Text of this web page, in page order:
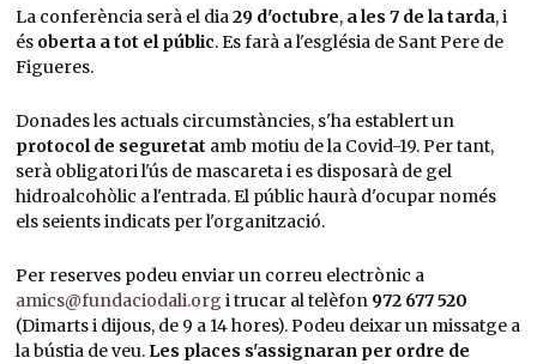
La conferència serà el dia29 d'octubre,a les 7 de la tarda, i
és oberta a tot el públic. Es farà a l'església de Sant Pere de
Figueres.
Donades les actuals circumstàncies, s'ha establert un
protocol de seguretat amb motiu de la Covid-19. Per tant,
serà obligatori l'ús de mascareta i es disposarà de gel
hidroalcohòlic a l'entrada. El públic haurà d'ocupar només
els seients indicats per l'organització.
Per reserves podeu enviar un correu electrònic a
amics@fundaciodali.org i trucar al telèfon 972 677 520
(Dimarts i dijous, de 9 a 14 hores). Podeu deixar un missatge a
la bústia de veu. Les places s'assignaran per ordre de